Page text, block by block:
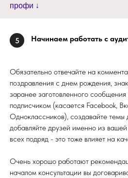
профи ↓
5 Начинаем работать с
Обязательно отвечайте на
поздравления с днем рождения,
заранее заготовленного
подписчиком (касается Facebook,
Одноклассников), создавайте темы
добавляйте друзей именно из
всех подряд - это тоже влияет на
Очень хорошо работают
началом консультации вы